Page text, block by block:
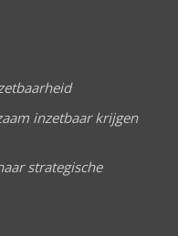
inzetbaar krijgen
strategische